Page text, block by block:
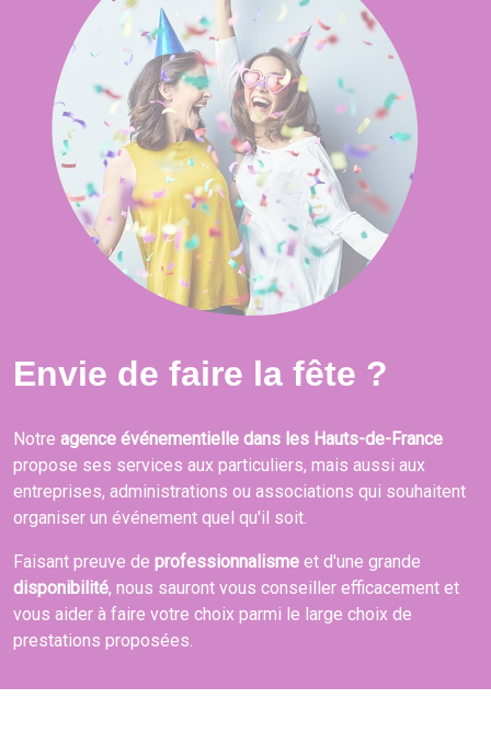
Envie de faire la fête ?
Notre agence événementielle dans les Hauts-de-France
propose ses services aux particuliers, mais aussi aux
entreprises, administrations ou associations qui souhaitent
organiser un événement quel qu'il soit.
Faisant preuve de professionnalisme et d'une grande
disponibilité, nous sauront vous conseiller efficacement et
vous aider à faire votre choix parmi le large choix de
prestations proposées.